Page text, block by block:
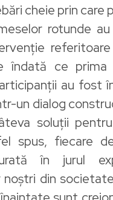
cheie prin care
rotunde
îndată ce prima
au fost
un dialog
soluții
spus, fiecare
în jurul
noștri din